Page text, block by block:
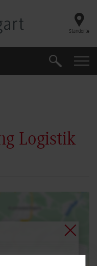
Standorte
Suche
Logistik